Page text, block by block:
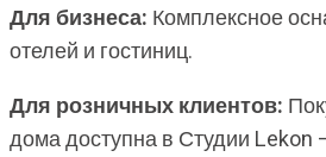
Для бизнеса: Комплексное
отелей и гостиниц.
Для розничных клиентов:
дома доступна в Студии Lekon